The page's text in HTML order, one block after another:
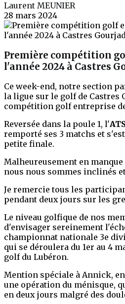
Laurent MEUNIER
28 mars 2024
Première compétition
l'année 2024 à Castres
Ce week-end, notre section
la ligue sur le golf de Castres
compétition golf entreprise
Reversée dans la poule 1, l'
remporté ses 3 matchs et
petite finale.
Malheureusement en
nous nous sommes inclinés
Je remercie tous les
pendant deux jours sur les
Le niveau golfique de nos
d'envisager sereinement
championnat nationale 3e
qui se déroulera du 1er au 4
golf du Lubéron.
Mention spéciale à Annick,
une opération du ménisque,
en deux jours malgré des